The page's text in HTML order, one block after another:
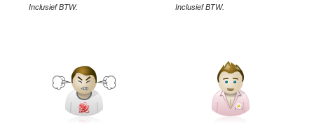
Inclusief BTW. Inclusief BTW.